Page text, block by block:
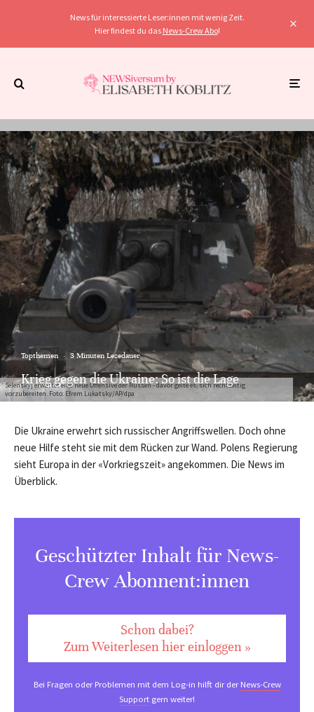
News für interessierte Leser:innen mit wenig Zeit.
Hier findest du das News-Crew Abo!
Selenskyj erwartet eine neue Offensive der Russen - davor gelte es, sich rechtzeitig
vorzubereiten. Foto: Efrem Lukatsky/AP/dpa
Topthemen · 3 Minuten Lesedauer
Krieg gegen die Ukraine: So ist die Lage
Die Ukraine erwehrt sich russischer Angriffswellen. Doch ohne
neue Hilfe steht sie mit dem Rücken zur Wand. Polens Regierung
sieht Europa in der «Vorkriegszeit» angekommen. Die News im
Überblick.
Geschützter Inhalt für News-
Crew Abonnent:innen
Schon dabei?
Zum Weiterlesen hier einloggen »
Bei Fragen oder Problemen mit dem Log-in hilft dir derNews-Crew
Support gern weiter!